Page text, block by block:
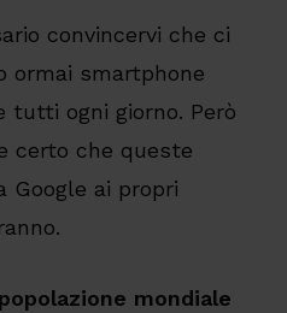
convincervi che ci
ormai smartphone
tutti ogni giorno. Però
certo che queste
ai propri
mondiale